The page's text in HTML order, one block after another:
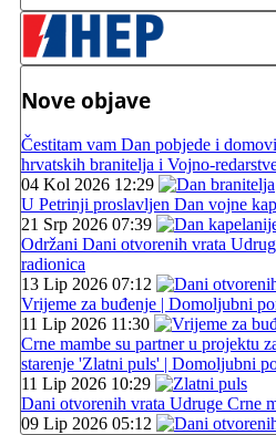
Nove objave
Čestitam vam Dan pobjede i
hrvatskih branitelja i Vojno-
04 Kol 2026 12:29
U Petrinji proslavljen Dan vojne
21 Srp 2026 07:39
Održani Dani otvorenih vrata
radionica
13 Lip 2026 07:12
Vrijeme za buđenje | Domoljubni
11 Lip 2026 11:30
Crne mambe su partner u projektu
starenje 'Zlatni puls' | Domoljubni
11 Lip 2026 10:29
Dani otvorenih vrata Udruge Crne
09 Lip 2026 05:12